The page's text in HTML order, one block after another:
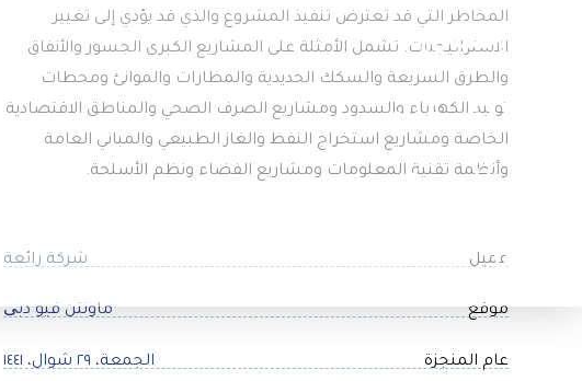
المخاطر التي قد تعترض تنفيذ المشروع والذي قد يؤدي إلى تغيير
الاستراتيجيات. تشمل الأمثلة على المشاريع الكبرى الجسور والأنفاق
والطرق السريعة والسكك الحديدية والمطارات والموانئ ومحطات
توليد الكهرباء والسدود ومشاريع الصرف الصحي والمناطق الاقتصادية
الخاصة ومشاريع استخراج النفط والغاز الطبيعي والمباني العامة
وأنظمة تقنية المعلومات ومشاريع الفضاء ونظم الأسلحة.
عميل شركة رائعة
موقع ماونتن فيو دبی
عام المنجزة الجمعة، ٢٩ شوال، ١٤٤١